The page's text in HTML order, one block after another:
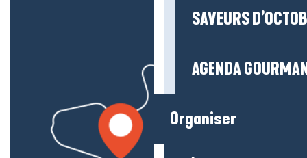
SAVEURS
AGENDA
Organiser